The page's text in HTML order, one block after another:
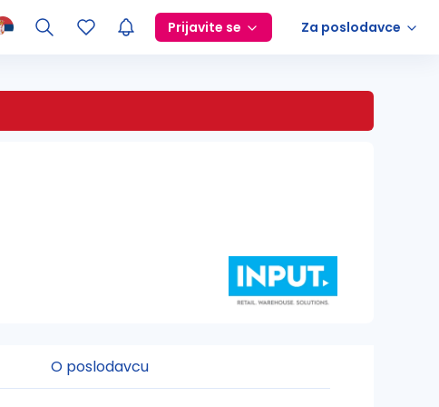
Prijavite se Za poslodavce
O poslodavcu